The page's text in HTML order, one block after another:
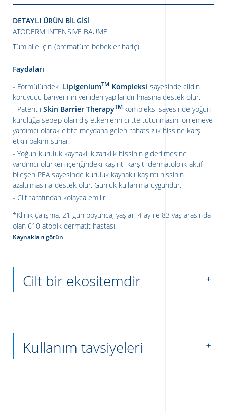
DETAYLI ÜRÜN BILGISI
ATODERM INTENSIVE BAUME
Tüm aile için (prematüre bebekler hariç)
Faydaları
Formülündeki LipigeniumTM Kompleksi sayesinde cildin
koruyucu bariyerinin yeniden yapılandırılmasına destek olur.
PatentliSkin Barrier TherapyTM kompleksi sayesinde yoğun
kuruluğa sebep olan dış etkenlerin ciltte tutunmasını önlemeye
yardımcı olarak ciltte meydana gelen rahatsızlık hissine karşı
etkili bakım sunar.
Yoğun kuruluk kaynaklı kızarıklık hissinin giderilmesine
yardımcı olurken içeriğindeki kaşıntı karşıtı dermatolojik aktif
bileşen PEA sayesinde kuruluk kaynaklı kaşıntı hissinin
azaltılmasına destek olur. Günlük kullanıma uygundur.
Cilt tarafından kolayca emilir.
*Klinik çalışma, 21 gün boyunca, yaşları 4 ay ile 83 yaş arasında
olan 610 atopik dermatit hastası.
Kaynakları görün
Cilt bir ekositemdir
Kullanım tavsiyeleri